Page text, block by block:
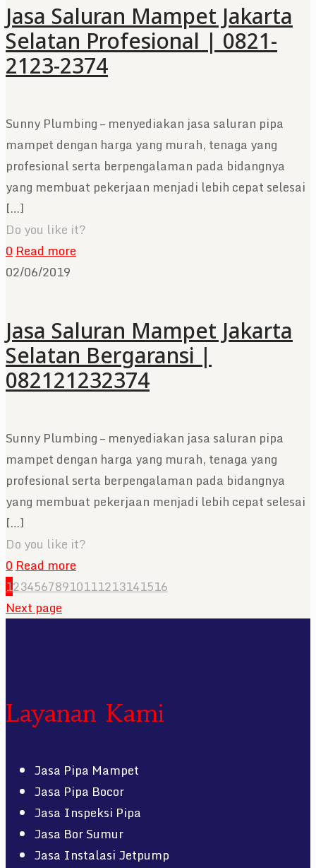
Jasa Saluran Mampet Jakarta
Selatan Profesional | 0821-
2123-2374
Sunny Plumbing – menyediakan jasa saluran pipa
mampet dengan harga yang murah, tenaga yang
profesional serta berpengalaman pada bidangnya
yang membuat pekerjaan menjadi lebih cepat selesai
[…]
Do you like it?
0 Read more
02/06/2019
Jasa Saluran Mampet Jakarta
Selatan Bergaransi |
082121232374
Sunny Plumbing – menyediakan jasa saluran pipa
mampet dengan harga yang murah, tenaga yang
profesional serta berpengalaman pada bidangnya
yang membuat pekerjaan menjadi lebih cepat selesai
[…]
Do you like it?
0 Read more
12345678910111213141516
Next page
Layanan Kami
Jasa Pipa Mampet
Jasa Pipa Bocor
Jasa Inspeksi Pipa
Jasa Bor Sumur
Jasa Instalasi Jetpump